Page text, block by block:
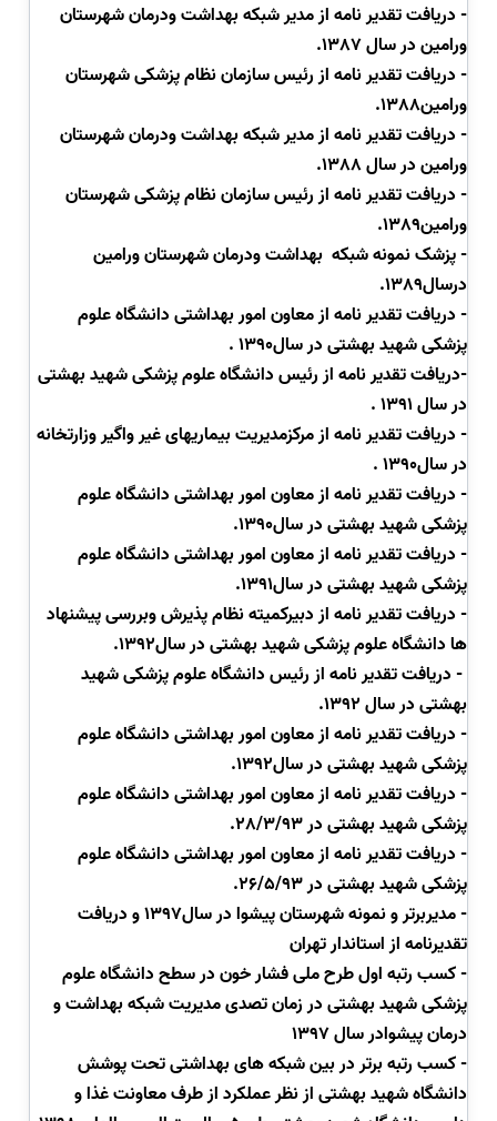
- دریافت تقدیر نامه از مدیر شبکه بهداشت ودرمان شهرستان
ورامین در سال 1387.
- دریافت تقدیر نامه از رئیس سازمان نظام پزشکی شهرستان
ورامین1388.
-دریافت تقدیر نامه از مدیر شبکه بهداشت ودرمان شهرستان
ورامین در سال 1388.
-دریافت تقدیر نامه از رئیس سازمان نظام پزشکی شهرستان
ورامین1389.
- پزشک نمونه شبکه بهداشت ودرمان شهرستان ورامین
درسال1389.
-دریافت تقدیر نامه از معاون امور بهداشتی دانشگاه علوم
پزشکی شهید بهشتی در سال1390 .
-دریافت تقدیر نامه از رئیس دانشگاه علوم پزشکی شهید بهشتی
در سال 1391 .
-دریافت تقدیر نامه از مرکزمدیریت بیماریهای غیر واگیر وزارتخانه
در سال1390
.
-دریافت تقدیر نامه از معاون امور بهداشتی دانشگاه علوم
پزشکی شهید بهشتی در سال1390.
-دریافت تقدیر نامه از معاون امور بهداشتی دانشگاه علوم
پزشکی شهید بهشتی در سال1391.
-دریافت تقدیر نامه از دبیرکمیته نظام پذیرش وبررسی پیشنهاد
ها دانشگاه علوم پزشکی شهید بهشتی در سال1392.
- دریافت تقدیر نامه از رئیس دانشگاه علوم پزشکی شهید
بهشتی در سال 1392.
-دریافت تقدیر نامه از معاون امور بهداشتی دانشگاه علوم
پزشکی شهید بهشتی در سال1392.
-دریافت تقدیر نامه از معاون امور بهداشتی دانشگاه علوم
پزشکی شهید بهشتی در 28/3/93.
-دریافت تقدیر نامه از معاون امور بهداشتی دانشگاه علوم
پزشکی شهید بهشتی در 26/5/93.
- مدیربرتر و نمونه شهرستان پیشوا در سال1397 و دریافت
تقدیرنامه از استاندار تهران
- کسب رتبه اول طرح ملی فشار خون در سطح دانشگاه علوم
پزشکی شهید بهشتی در زمان تصدی مدیریت شبکه بهداشت و
درمان پیشوادر سال 1397
- کسب رتبه برتر در بین شبکه های بهداشتی تحت پوشش
دانشگاه شهید بهشتی از نظر عملکرد از طرف معاونت غذا و